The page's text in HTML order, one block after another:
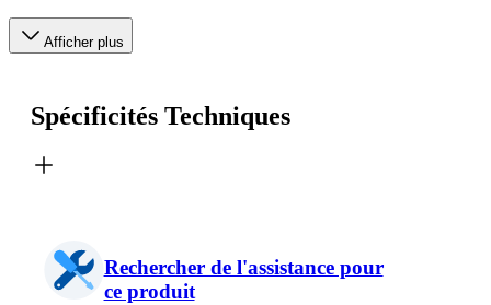
Afficher plus
Spécificités Techniques
Rechercher de l'assistance pour
ce produit